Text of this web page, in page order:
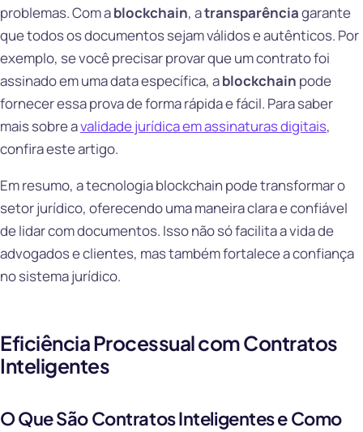
problemas. Com ablockchain, atransparênciagarante
que todos os documentos sejam válidos e autênticos. Por
exemplo, se você precisar provar que um contrato foi
assinado em uma data específica, ablockchain pode
fornecer essa prova de forma rápida e fácil. Para saber
mais sobre avalidade jurídica em assinaturas digitais,
confira este artigo.
Em resumo, a tecnologia blockchain pode transformar o
setor jurídico, oferecendo uma maneira clara e confiável
de lidar com documentos. Isso não só facilita a vida de
advogados e clientes, mas também fortalece a confiança
no sistema jurídico.
Eficiência Processual com Contratos
Inteligentes
O Que São Contratos Inteligentes e Como